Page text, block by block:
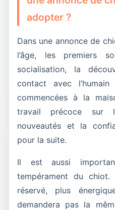
adopter ?
Dans une annonce de
l’âge, les premiers
socialisation, la
contact avec
commencées à la
travail précoce sur
nouveautés et la
pour la suite.
Il est aussi
tempérament du
réservé, plus
demandera pas la